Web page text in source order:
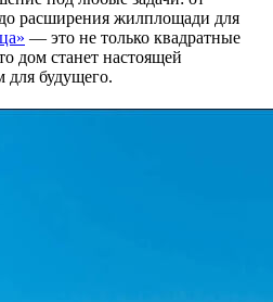
расширения жилплощади для
— это не только квадратные
дом станет настоящей
будущего.